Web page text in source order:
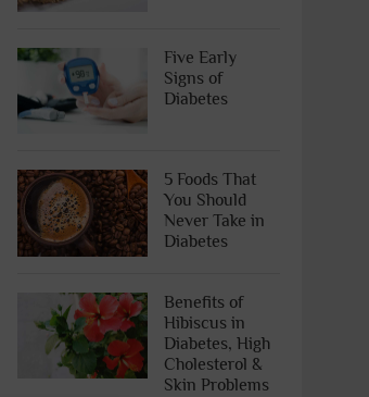
Five Early
Signs of
Diabetes
5 Foods That
You Should
Never Take in
Diabetes
Benefits of
Hibiscus in
Diabetes, High
Cholesterol &
Skin Problems